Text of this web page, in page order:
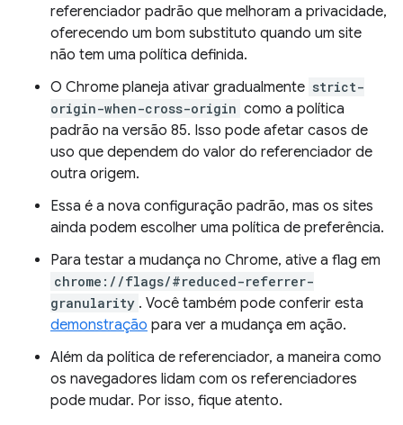
referenciador padrão que melhoram a privacidade,
oferecendo um bom substituto quando um site
não tem uma política definida.
O Chrome planeja ativar gradualmente strict-
origin-when-cross-origin como a política
padrão na versão 85. Isso pode afetar casos de
uso que dependem do valor do referenciador de
outra origem.
Essa é a nova configuração padrão, mas os sites
ainda podem escolher uma política de preferência.
Para testar a mudança no Chrome, ative a flag em
chrome://flags/#reduced-referrer-
granularity . Você também pode conferir esta
demonstração para ver a mudança em ação.
Além da política de referenciador, a maneira como
os navegadores lidam com os referenciadores
pode mudar. Por isso, fique atento.